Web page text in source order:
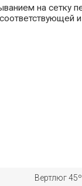
на сетку
Вертлюг 45º